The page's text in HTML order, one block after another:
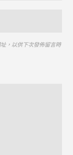
，以供下次發佈留言時